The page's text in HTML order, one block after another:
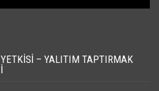
– YALITIM TAPTIRMAK